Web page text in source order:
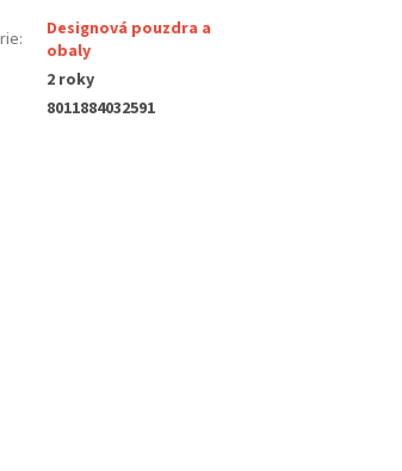
:
Designová pouzdra a
obaly
2 roky
8011884032591